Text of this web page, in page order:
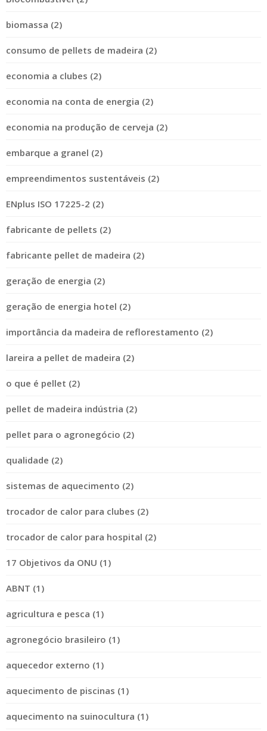
biomassa (2)
consumo de pellets de madeira (2)
economia a clubes (2)
economia na conta de energia (2)
economia na produção de cerveja (2)
embarque a granel (2)
empreendimentos sustentáveis (2)
ENplus ISO 17225-2 (2)
fabricante de pellets (2)
fabricante pellet de madeira (2)
geração de energia (2)
geração de energia hotel (2)
importância da madeira de reflorestamento (2)
lareira a pellet de madeira (2)
o que é pellet (2)
pellet de madeira indústria (2)
pellet para o agronegócio (2)
qualidade (2)
sistemas de aquecimento (2)
trocador de calor para clubes (2)
trocador de calor para hospital (2)
17 Objetivos da ONU (1)
ABNT (1)
agricultura e pesca (1)
agronegócio brasileiro (1)
aquecedor externo (1)
aquecimento de piscinas (1)
aquecimento na suinocultura (1)